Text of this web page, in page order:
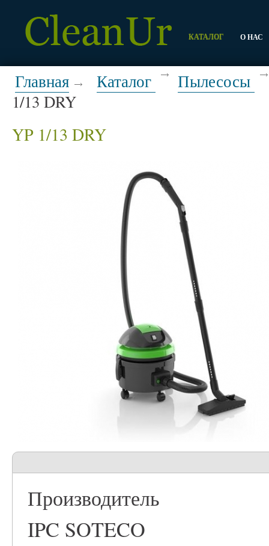
КАТАЛОГ О НАС
Главная Каталог
Пылесосы
1/13 DRY
YP 1/13 DRY
Производитель
IPC SOTECO